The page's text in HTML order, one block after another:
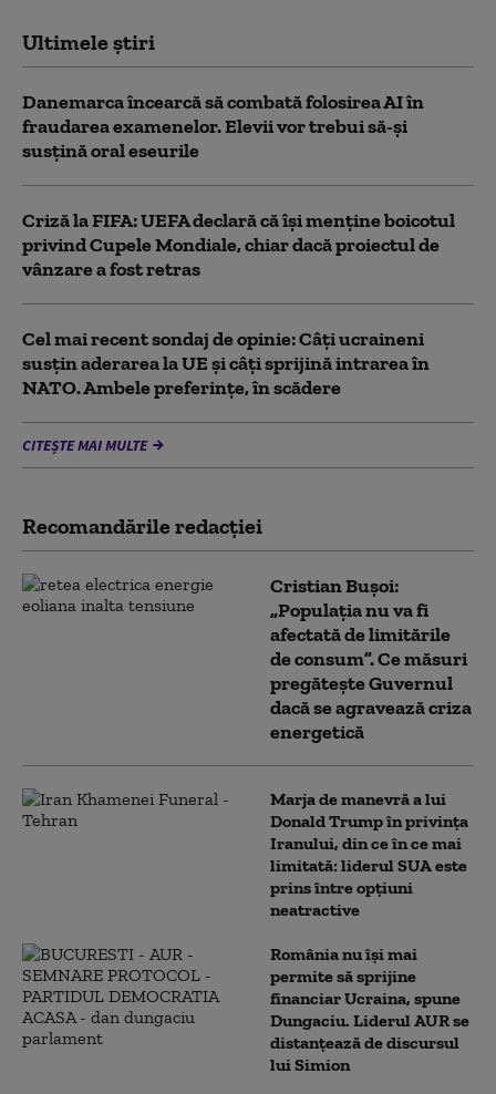
Ultimele știri
Danemarca încearcă să combată folosirea AI în
fraudarea examenelor. Elevii vor trebui să-şi
susţină oral eseurile
Criză la FIFA: UEFA declară că îşi menţine boicotul
privind Cupele Mondiale, chiar dacă proiectul de
vânzare a fost retras
Cel mai recent sondaj de opinie: Câți ucraineni
susțin aderarea la UE și câți sprijină intrarea în
NATO. Ambele preferințe, în scădere
CITEȘTE MAI MULTE
Recomandările redacţiei
Cristian Bușoi:
„Populația nu va fi
afectată de limitările
de consum”. Ce măsuri
pregătește Guvernul
dacă se agravează criza
energetică
Marja de manevră a lui
Donald Trump în privința
Iranului, din ce în ce mai
limitată: liderul SUA este
prins între opțiuni
neatractive
România nu își mai
permite să sprijine
financiar Ucraina, spune
Dungaciu. Liderul AUR se
distanțează de discursul
lui Simion